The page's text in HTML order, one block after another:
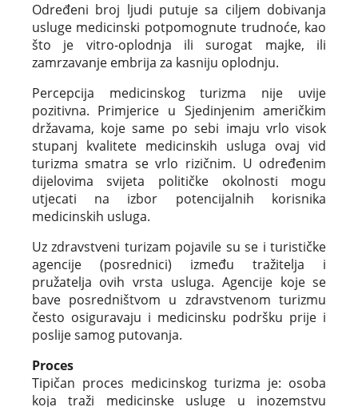
Određeni broj ljudi putuje sa ciljem dobivanja
usluge medicinski potpomognute trudnoće, kao
što je vitro-oplodnja ili surogat majke, ili
zamrzavanje embrija za kasniju oplodnju.
Percepcija medicinskog turizma nije uvije
pozitivna. Primjerice u Sjedinjenim američkim
državama, koje same po sebi imaju vrlo visok
stupanj kvalitete medicinskih usluga ovaj vid
turizma smatra se vrlo rizičnim. U određenim
dijelovima svijeta političke okolnosti mogu
utjecati na izbor potencijalnih korisnika
medicinskih usluga.
Uz zdravstveni turizam pojavile su se i turističke
agencije (posrednici) između tražitelja i
pružatelja ovih vrsta usluga. Agencije koje se
bave posredništvom u zdravstvenom turizmu
često osiguravaju i medicinsku podršku prije i
poslije samog putovanja.
Proces
Tipičan proces medicinskog turizma je: osoba
koja traži medicinske usluge u inozemstvu